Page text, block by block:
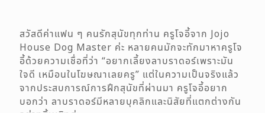
สวัสดีค่าแฟน ๆ คนรักสุนัขทุกท่าน ครูโจอี้จาก Jojo
House Dog Master ค่ะ หลายคนมักจะทักมาหาครูโจ
อี้ด้วยความเชื่อที่ว่า “อยากเลี้ยงลาบราดอร์เพราะมัน
ใจดี เหมือนในโฆษณาเลยครู” แต่ในความเป็นจริงแล้ว
จากประสบการณ์การฝึกสุนัขที่ผ่านมา ครูโจอี้อยาก
บอกว่า ลาบราดอร์มีหลายบุคลิกและนิสัยที่แตกต่างกัน